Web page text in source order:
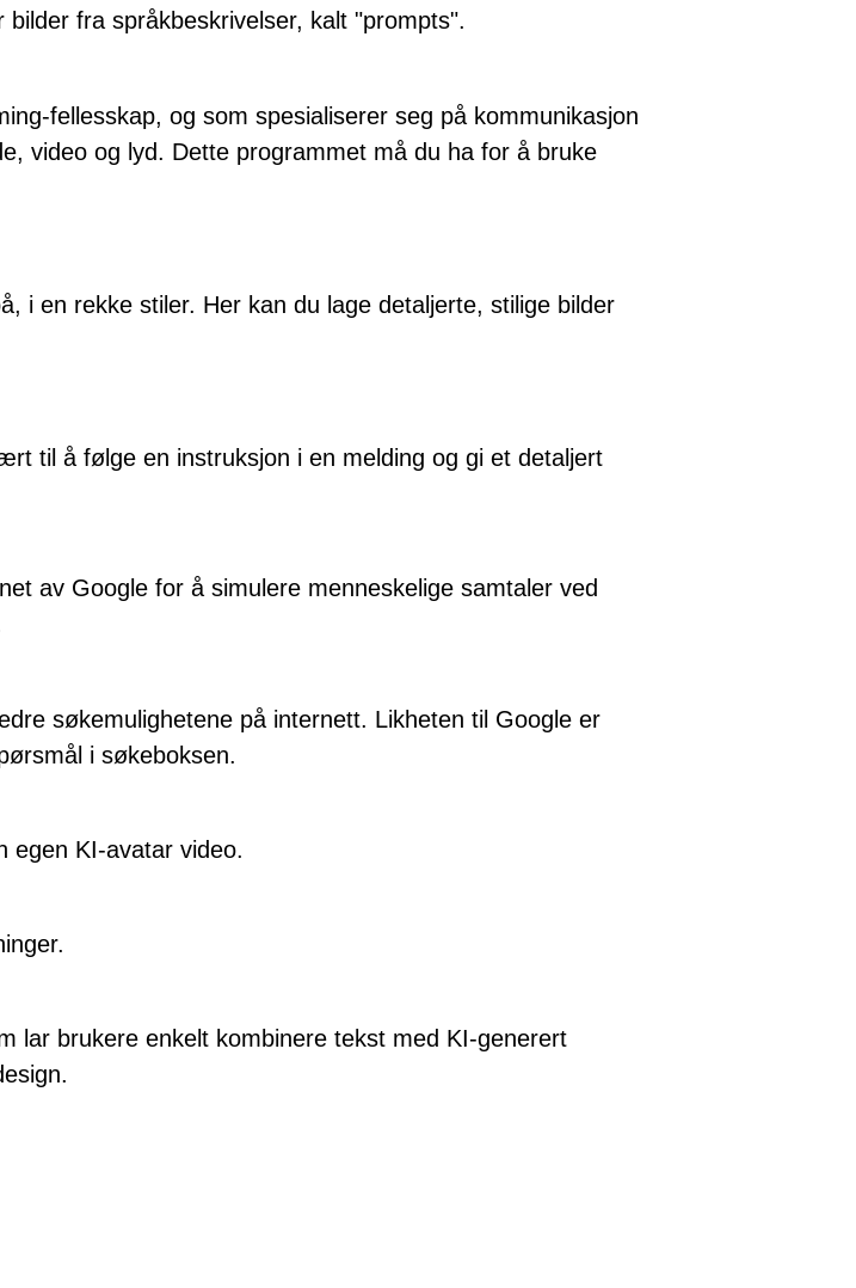
fra språkbeskrivelser, kalt "prompts".
fellesskap, og som spesialiserer seg på kommunikasjon
video og lyd. Dette programmet må du ha for å bruke
i en rekke stiler. Her kan du lage detaljerte, stilige bilder
til å følge en instruksjon i en melding og gi et detaljert
av Google for å simulere menneskelige samtaler ved
søkemulighetene på internett. Likheten til Google er
i søkeboksen.
egen KI-avatar video.
lar brukere enkelt kombinere tekst med KI-generert